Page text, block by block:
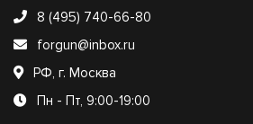
8 (495) 740-66-80
forgun@inbox.ru
РФ, г. Москва
Пн - Пт, 9:00-19:00